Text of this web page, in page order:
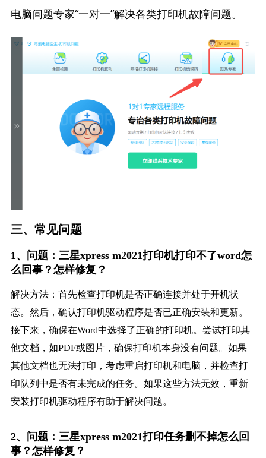
电脑问题专家“一对一”解决各类打印机故障问题。
三、常见问题
1、问题：三星xpress m2021打印机打印不了word怎
么回事？怎样修复？
解决方法：首先检查打印机是否正确连接并处于开机状
态。然后，确认打印机驱动程序是否已正确安装和更新。
接下来，确保在Word中选择了正确的打印机。尝试打印其
他文档，如PDF或图片，确保打印机本身没有问题。如果
其他文档也无法打印，考虑重启打印机和电脑，并检查打
印队列中是否有未完成的任务。如果这些方法无效，重新
安装打印机驱动程序有助于解决问题。
2、问题：三星xpress m2021打印任务删不掉怎么回
事？怎样修复？